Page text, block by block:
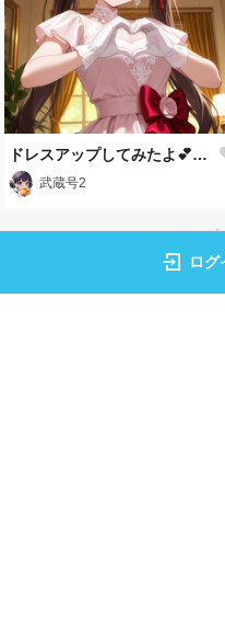
ドレスアップしてみたよ💕似合う？
武蔵号2
トップページ
ログ